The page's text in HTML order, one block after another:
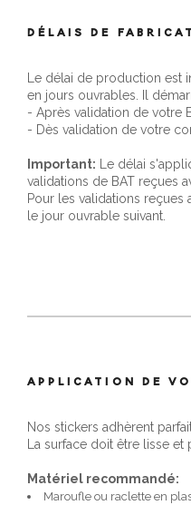
DÉLAIS DE
Le délai de production
en jours ouvrables. Il
- Après validation de votre
- Dès validation de votre
Important: Le délai
validations de BAT reçues
Pour les validations
le jour ouvrable suivant.
APPLICATION DE
Nos stickers adhèrent
La surface doit être lisse et
Matériel recommandé:
Maroufle ou raclette en